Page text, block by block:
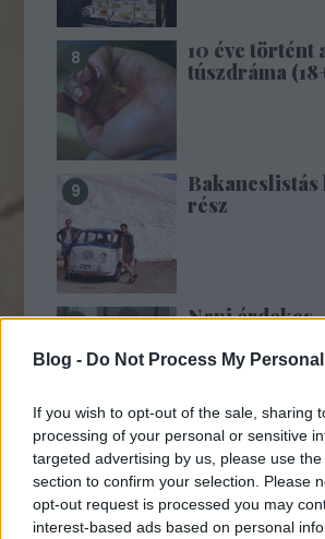
Blog - Do Not Process My
If you wish to opt-out of the sale, sharing
processing of your personal or sensitive
targeted advertising by us, please use
section to confirm your selection. Please
opt-out request is processed you may
interest-based ads based on personal
10 éve történt
túszdráma
Bakancslistás
rész
Napi érdekes
MTI-rövidek: